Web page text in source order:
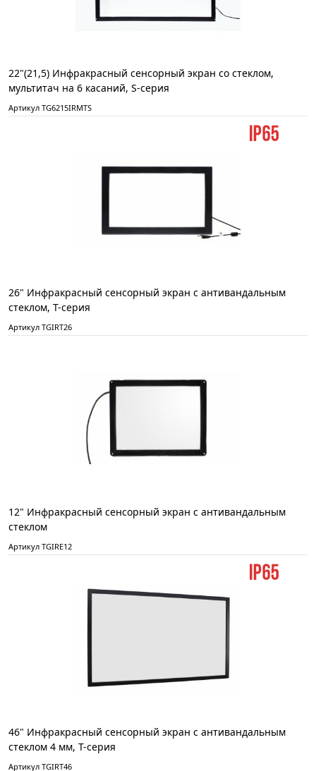
22"(21,5) Инфракрасный сенсорный экран со стеклом,
мультитач на 6 касаний, S-серия
Артикул TG6215IRMTS
26" Инфракрасный сенсорный экран с антивандальным
стеклом, T-серия
Артикул TGIRT26
12" Инфракрасный сенсорный экран с антивандальным
стеклом
Артикул TGIRE12
46" Инфракрасный сенсорный экран с антивандальным
стеклом 4 мм, T-серия
Артикул TGIRT46